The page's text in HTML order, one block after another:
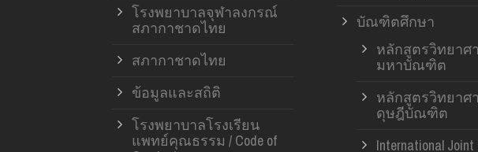
โรงพยาบาลจุฬาลงกรณ์
สภากาชาดไทย
สภากาชาดไทย
ข้อมูลและสถิติ
โรงพยาบาลโรงเรียน
แพทย์คุณธรรม / Code of
บัณฑิตศึกษา
หลักสูตรวิทยาศ
มหาบัณฑิต
หลักสูตรวิทยาศ
ดุษฎีบัณฑิต
International Joint